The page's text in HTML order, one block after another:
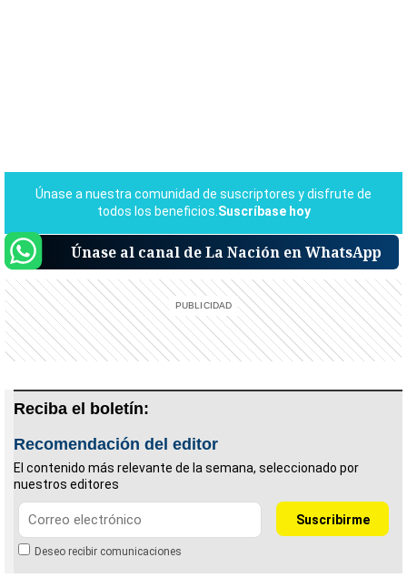
Únase al canal de La Nación en WhatsApp
Reciba el boletín:
Recomendación del editor
El contenido más relevante de la semana, seleccionado por
nuestros editores
Deseo recibir comunicaciones